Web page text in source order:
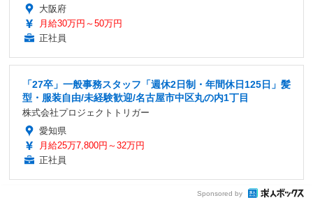
大阪府
月給30万円～50万円
正社員
「27卒」一般事務スタッフ「週休2日制・年間休日125日」髪
型・服装自由/未経験歓迎/名古屋市中区丸の内1丁目
株式会社プロジェクトトリガー
愛知県
月給25万7,800円～32万円
正社員
Sponsored by